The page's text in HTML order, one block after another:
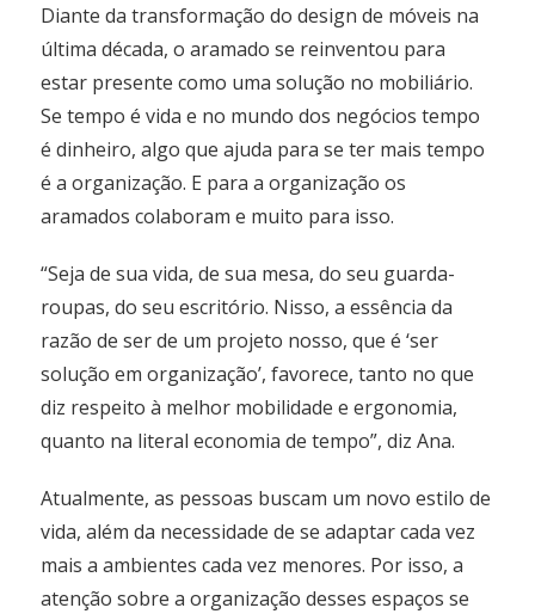
Diante da transformação do design de móveis na
última década, o aramado se reinventou para
estar presente como uma solução no mobiliário.
Se tempo é vida e no mundo dos negócios tempo
é dinheiro, algo que ajuda para se ter mais tempo
é a organização. E para a organização os
aramados colaboram e muito para isso.
“Seja de sua vida, de sua mesa, do seu guarda-
roupas, do seu escritório. Nisso, a essência da
razão de ser de um projeto nosso, que é ‘ser
solução em organização’, favorece, tanto no que
diz respeito à melhor mobilidade e ergonomia,
quanto na literal economia de tempo”, diz Ana.
Atualmente, as pessoas buscam um novo estilo de
vida, além da necessidade de se adaptar cada vez
mais a ambientes cada vez menores. Por isso, a
atenção sobre a organização desses espaços se